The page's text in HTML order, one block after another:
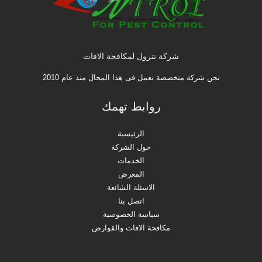
شركة نترول لمكافحة الافات
نحن شركة متخصصة نعمل فى هذا المجال منذ عام 2010
روابط تهمك
الرئيسية
حول الشركة
الخدمات
المعرض
الاسئلة الشائعة
اتصل بنا
سياسة الخصوصية
مكافحة الافات والقوارض